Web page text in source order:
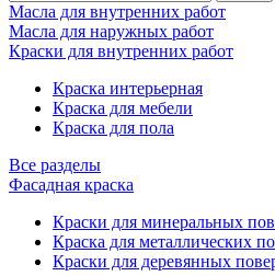
Масла для внутренних работ
Масла для наружных работ
Краски для внутренних работ
Краска интерьерная
Краска для мебели
Краска для пола
Все разделы
Фасадная краска
Краски для минеральных
Краска для металлических
Краски для деревянных